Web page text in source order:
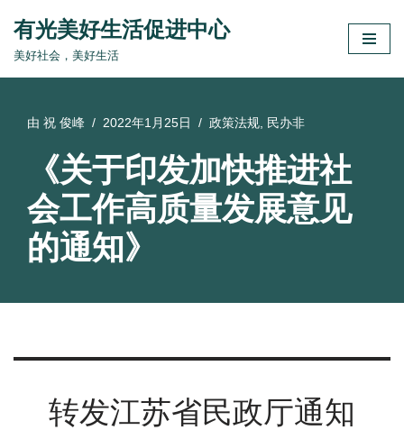
跳
有光美好生活促进中心
美好社会，美好生活
由 祝 俊峰 2022年1月25日 政策法规, 民办非
《关于印发加快推进社
会工作高质量发展意见
的通知》
转发江苏省民政厅通知